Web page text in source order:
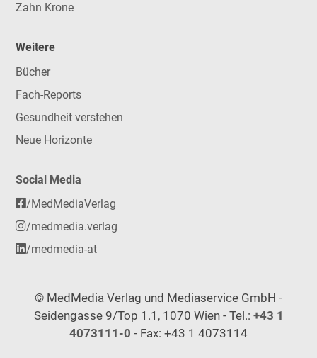
Zahn Krone
Weitere
Bücher
Fach-Reports
Gesundheit verstehen
Neue Horizonte
Social Media
/MedMediaVerlag
/medmedia.verlag
/medmedia-at
© MedMedia Verlag und Mediaservice GmbH -
Seidengasse 9/Top 1.1, 1070 Wien - Tel.: +43 1
4073111-0 - Fax: +43 1 4073114